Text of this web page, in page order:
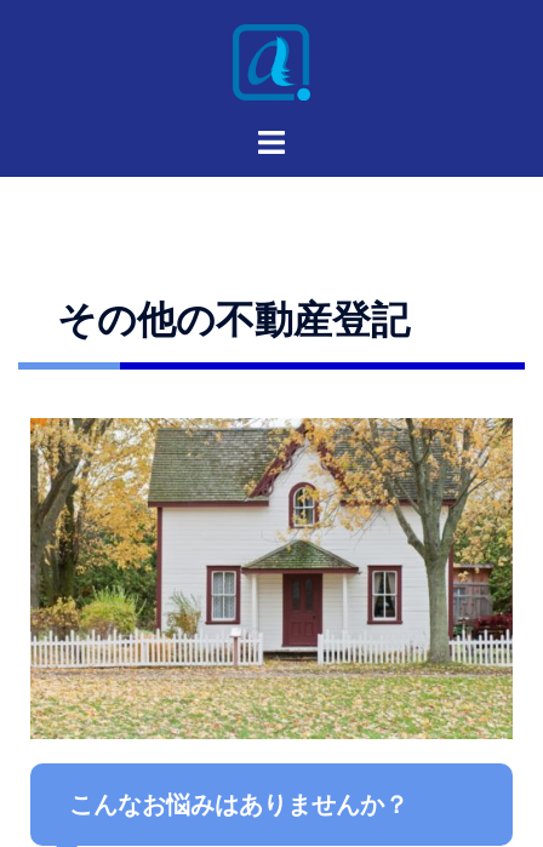
その他の不動産登記
こんなお悩みはありませんか？